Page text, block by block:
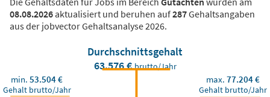
08.08.2026aktualisiert und beruhen auf287Gehaltsangaben
aus der jobvector Gehaltsanalyse 2026.
Durchschnittsgehalt
63.576 €brutto/Jahr
min.53.504 €
Gehalt brutto/Jahr
max.77.204 €
Gehalt brutto/Jahr